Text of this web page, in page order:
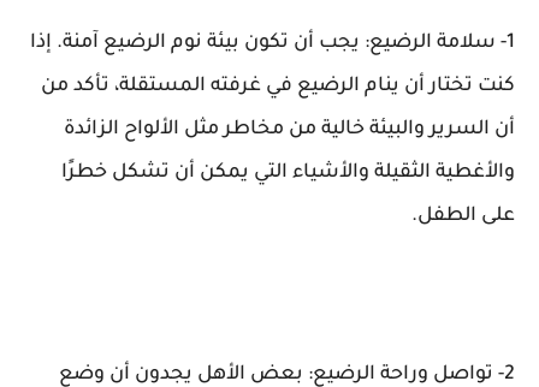
1- سلامة الرضيع: يجب أن تكون بيئة نوم الرضيع آمنة. إذا
كنت تختار أن ينام الرضيع في غرفته المستقلة، تأكد من
أن السرير والبيئة خالية من مخاطر مثل الألواح الزائدة
والأغطية الثقيلة والأشياء التي يمكن أن تشكل خطرًا
على الطفل.
2- تواصل وراحة الرضيع: بعض الأهل يجدون أن وضع